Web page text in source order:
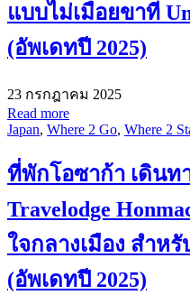
แบบไม่เมื่อยขาที่
(อัพเดทปี 2025)
23 กรกฎาคม 2025
Read more
Japan, Where 2 Go, Where 2
ที่พักโอซาก้า เดินท
Travelodge
ใจกลางเมือง สำห
(อัพเดทปี 2025)